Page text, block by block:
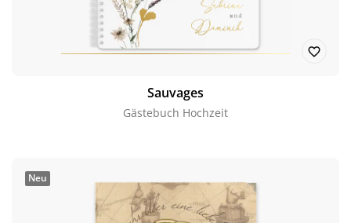
Sauvages
Gästebuch Hochzeit
Neu